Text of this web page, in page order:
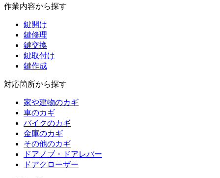
作業内容から探す
鍵開け
鍵修理
鍵交換
鍵取付け
鍵作成
対応箇所から探す
家や建物のカギ
車のカギ
バイクのカギ
金庫のカギ
その他のカギ
ドアノブ・ドアレバー
ドアクローザー